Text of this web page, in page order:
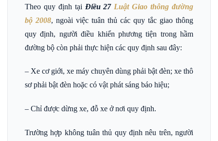
Theo quy định tại Điều 27 Luật Giao thông đường
bộ 2008, ngoài việc tuân thủ các quy tắc giao thông
quy định, người điều khiển phương tiện trong hầm
đường bộ còn phải thực hiện các quy định sau đây:
– Xe cơ giới, xe máy chuyên dùng phải bật đèn; xe thô
sơ phải bật đèn hoặc có vật phát sáng báo hiệu;
– Chỉ được dừng xe, đỗ xe ở nơi quy định.
Trường hợp không tuân thủ quy định nêu trên, người